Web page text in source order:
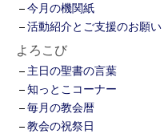
今月の機関紙
活動紹介とご支援のお願い
よろこび
主日の聖書の言葉
知っとこコーナー
毎月の教会暦
教会の祝祭日